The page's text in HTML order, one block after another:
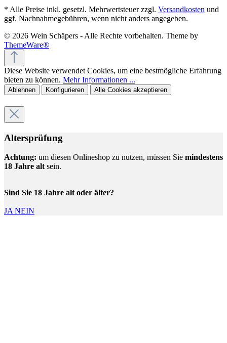
* Alle Preise inkl. gesetzl. Mehrwertsteuer zzgl. Versandkosten und
ggf. Nachnahmegebühren, wenn nicht anders angegeben.
© 2026 Wein Schäpers - Alle Rechte vorbehalten. Theme by
ThemeWare®
Diese Website verwendet Cookies, um eine bestmögliche Erfahrung
bieten zu können. Mehr Informationen ...
Ablehnen Konfigurieren Alle Cookies akzeptieren
Altersprüfung
Achtung: um diesen Onlineshop zu nutzen, müssen Sie mindestens
18 Jahre alt sein.
Sind Sie 18 Jahre alt oder älter?
JA NEIN